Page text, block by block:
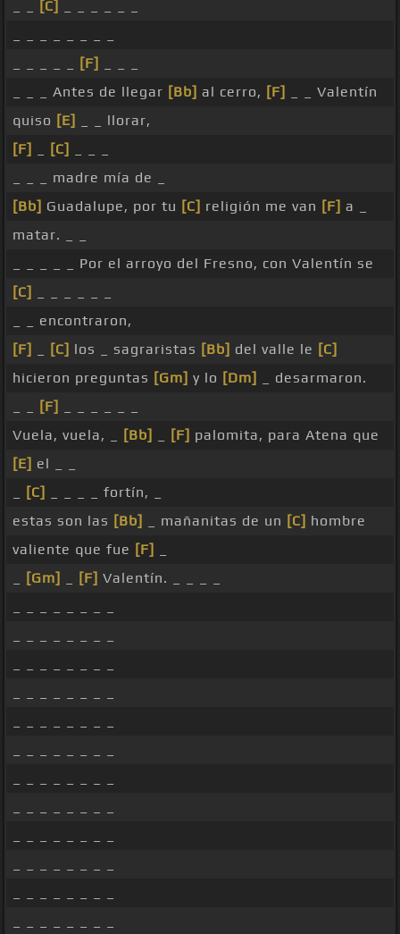
[C]
[F]
_ _ _ Antes de llegar [Bb] al cerro, [F]
_ _ Valentín
quiso [E]
_ _ llorar,
[F]
[C]
_ _ _ madre mía de _
[Bb] Guadalupe, por tu [C] religión me van [F] a _
matar. _ _
_ _ _ _ _ Por el arroyo del Fresno, con Valentín se
[C]
_ _ encontraron,
[F]
[C] los _ sagraristas [Bb] del valle le [C]
hicieron preguntas [Gm] y lo [Dm]
_ desarmaron.
[F]
Vuela, vuela, _
[Bb] [F] palomita, para Atena que
[E] el _ _
[C]
_ _ _ _ fortín, _
estas son las [Bb] _ mañanitas de un [C] hombre
valiente que fue [F]
[Gm] [F] Valentín. _ _ _ _